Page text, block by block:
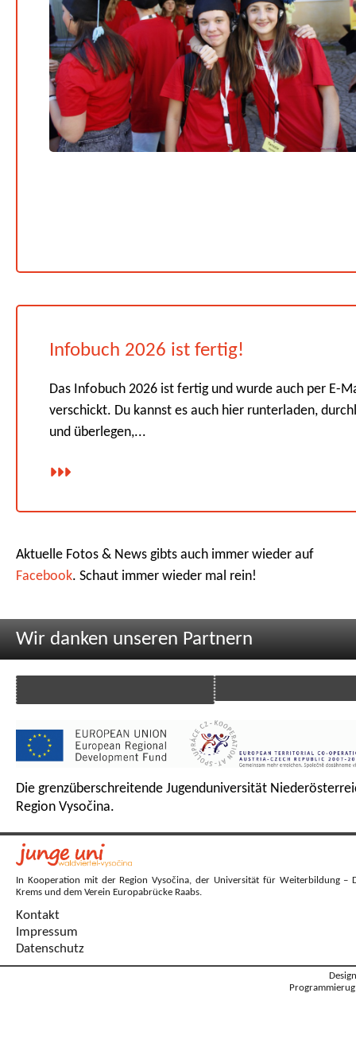
Infobuch 2026 ist fertig!
Das Infobuch 2026 ist fertig und wurde auch per E-
verschickt. Du kannst es auch hier runterladen,
und überlegen,...
Aktuelle Fotos & News gibts auch immer wieder auf
Facebook. Schaut immer wieder mal rein!
Wir danken unseren Partnern
Die grenzüberschreitende Jugenduniversität
Region Vysočina.
In Kooperation mit der Region Vysočina, der Universität für Weiterbildung –
Krems und dem Verein Europabrücke Raabs.
Kontakt
Impressum
Datenschutz